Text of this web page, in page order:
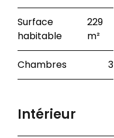
Surface
habitable
229
m²
Chambres 3
Intérieur